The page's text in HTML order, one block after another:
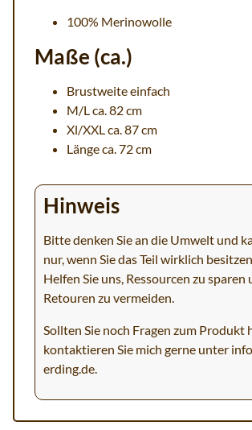
100% Merinowolle
Maße (ca.)
Brustweite einfach
M/L ca. 82 cm
Xl/XXL ca. 87 cm
Länge ca. 72 cm
Hinweis
Bitte denken Sie an die Umwelt und
nur, wenn Sie das Teil wirklich
Helfen Sie uns, Ressourcen zu sparen
Retouren zu vermeiden.
Sollten Sie noch Fragen zum Produkt
kontaktieren Sie mich gerne unter
erding.de.